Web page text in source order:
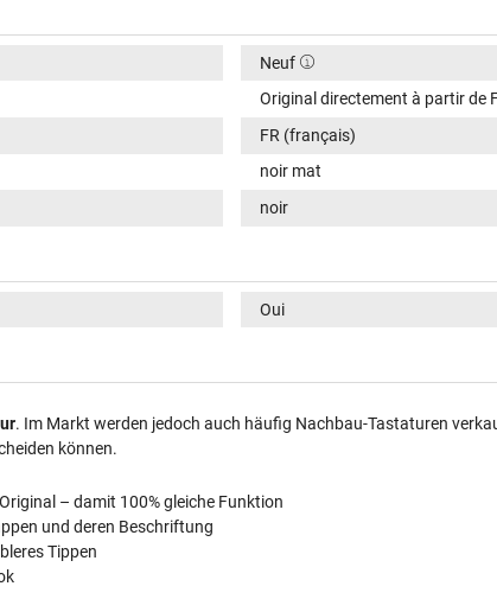
Neuf
Original directement à partir de
FR (français)
noir mat
noir
Oui
. Im Markt werden jedoch auch häufig Nachbau-Tastaturen
können.
– damit 100% gleiche Funktion
und deren Beschriftung
Tippen